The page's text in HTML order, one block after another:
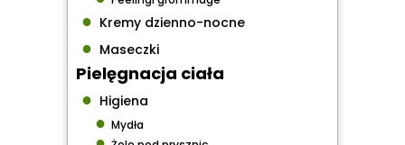
● Kremy dzienno-nocne
● Maseczki
Pielęgnacja ciała
● Higiena
● Mydła